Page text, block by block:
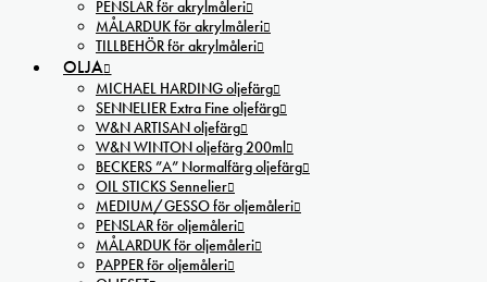
PENSLAR för akrylmåleri
MÅLARDUK för akrylmåleri
TILLBEHÖR för akrylmåleri
OLJA
MICHAEL HARDING oljefärg
SENNELIER Extra Fine oljefärg
W&N ARTISAN oljefärg
W&N WINTON oljefärg 200ml
BECKERS ”A” Normalfärg oljefärg
OIL STICKS Sennelier
MEDIUM/GESSO för oljemåleri
PENSLAR för oljemåleri
MÅLARDUK för oljemåleri
PAPPER för oljemåleri